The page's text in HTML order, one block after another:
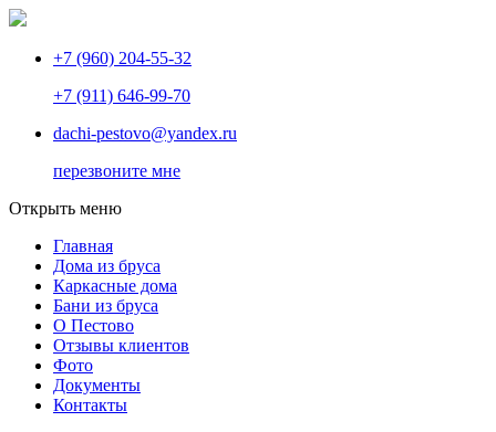
+7 (960) 204-55-32
+7 (911) 646-99-70
dachi-pestovo@yandex.ru
перезвоните мне
Открыть меню
Главная
Дома из бруса
Каркасные дома
Бани из бруса
О Пестово
Отзывы клиентов
Фото
Документы
Контакты